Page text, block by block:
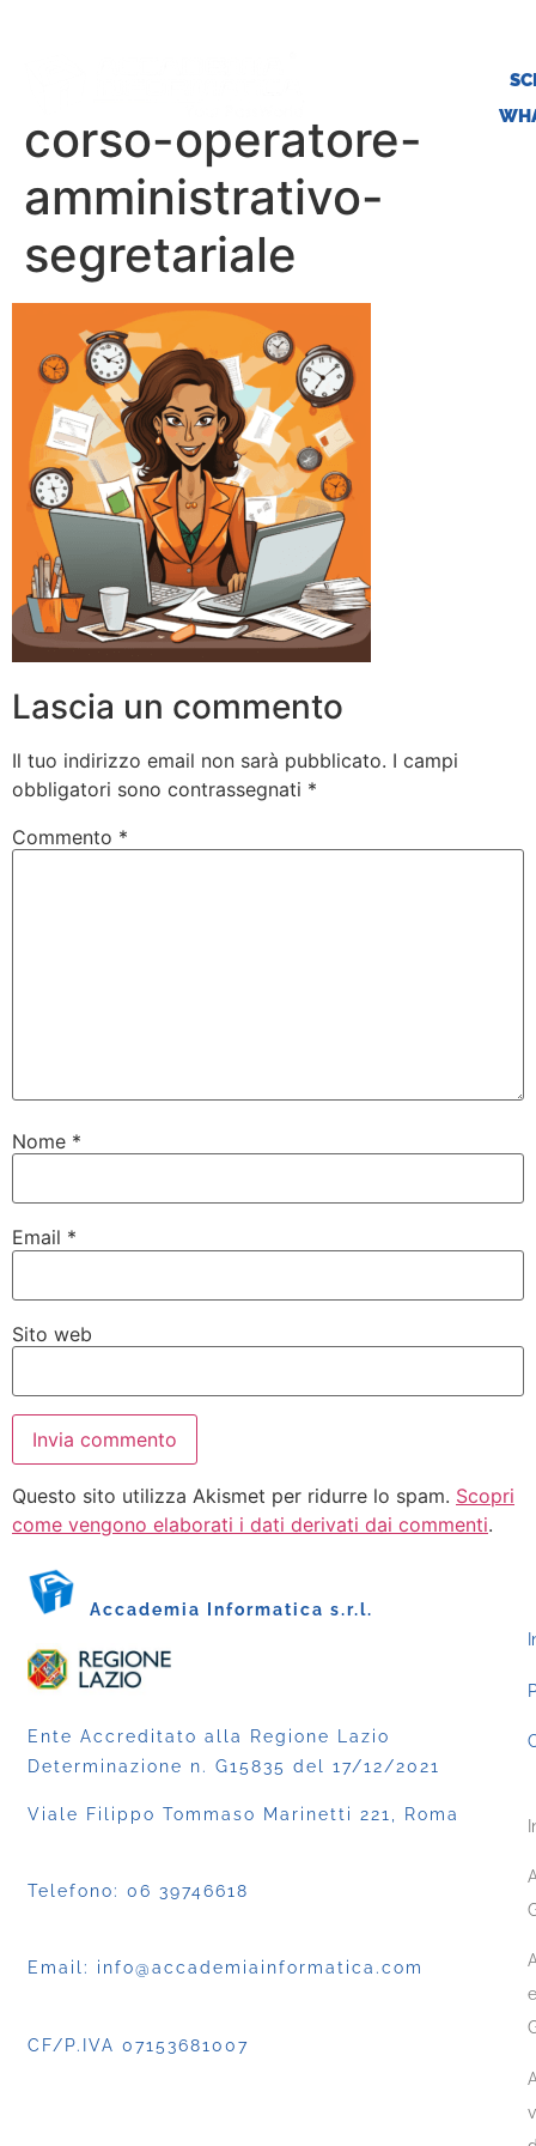
corso-operatore-
amministrativo-
segretariale
Lascia un commento
Il tuo indirizzo email non sarà pubblicato. I campi
obbligatori sono contrassegnati *
Commento *
Nome *
Email *
Sito web
Questo sito utilizza Akismet per ridurre lo spam. Scopri
come vengono elaborati i dati derivati dai commenti.
Accademia Informatica s.r.l.
Ente Accreditato alla Regione Lazio
Determinazione n. G15835 del 17/12/2021
Viale Filippo Tommaso Marinetti 221, Roma
Telefono: 06 39746618
Email: info@accademiainformatica.com
CF/P.IVA 07153681007